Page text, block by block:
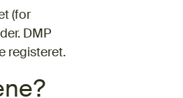
(for
DMP
registeret.